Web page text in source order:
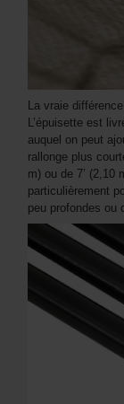
La vraie
L’épuisette est
auquel on peut
rallonge plus
m) ou de 7’ (2,10
particulièrement
peu profondes ou